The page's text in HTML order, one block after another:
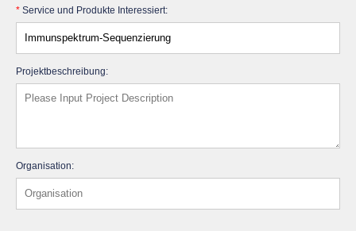
* Service und Produkte Interessiert:
Projektbeschreibung:
Organisation: